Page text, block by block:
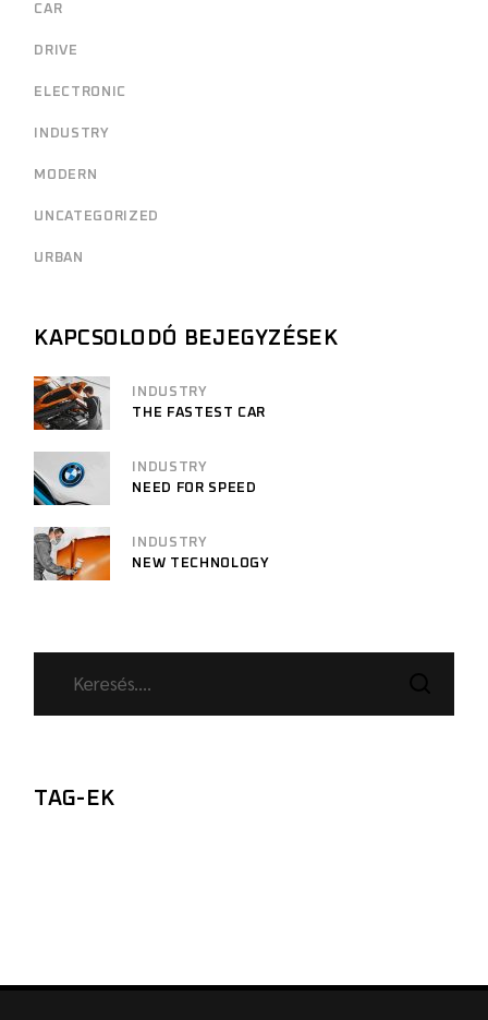
CAR
DRIVE
ELECTRONIC
INDUSTRY
MODERN
UNCATEGORIZED
URBAN
KAPCSOLODÓ BEJEGYZÉSEK
INDUSTRY
THE FASTEST CAR
INDUSTRY
NEED FOR SPEED
INDUSTRY
NEW TECHNOLOGY
TAG-EK